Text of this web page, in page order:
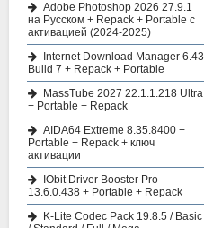
Adobe Photoshop 2026 27.9.1
на Русском + Repack + Portable с
активацией (2024-2025)
Internet Download Manager 6.43
Build 7 + Repack + Portable
MassTube 2027 22.1.1.218 Ultra
+ Portable + Repack
AIDA64 Extreme 8.35.8400 +
Portable + Repack + ключ
активации
IObit Driver Booster Pro
13.6.0.438 + Portable + Repack
K-Lite Codec Pack 19.8.5 / Basic